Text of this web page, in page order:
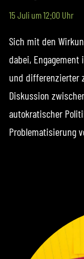
15 Juli um 12:00 Uhr
Sich mit den
dabei,
und differenzierter
Diskussion
autokratischer
Problematisierung